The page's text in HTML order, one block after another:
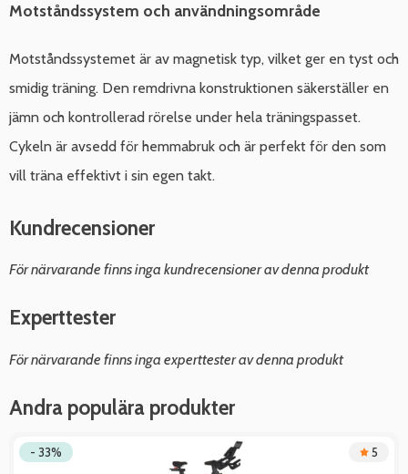
Motståndssystem och användningsområde
Motståndssystemet är av magnetisk typ, vilket ger en tyst och
smidig träning. Den remdrivna konstruktionen säkerställer en
jämn och kontrollerad rörelse under hela träningspasset.
Cykeln är avsedd för hemmabruk och är perfekt för den som
vill träna effektivt i sin egen takt.
Kundrecensioner
För närvarande finns inga kundrecensioner av denna produkt
Experttester
För närvarande finns inga experttester av denna produkt
Andra populära produkter
- 33% 5